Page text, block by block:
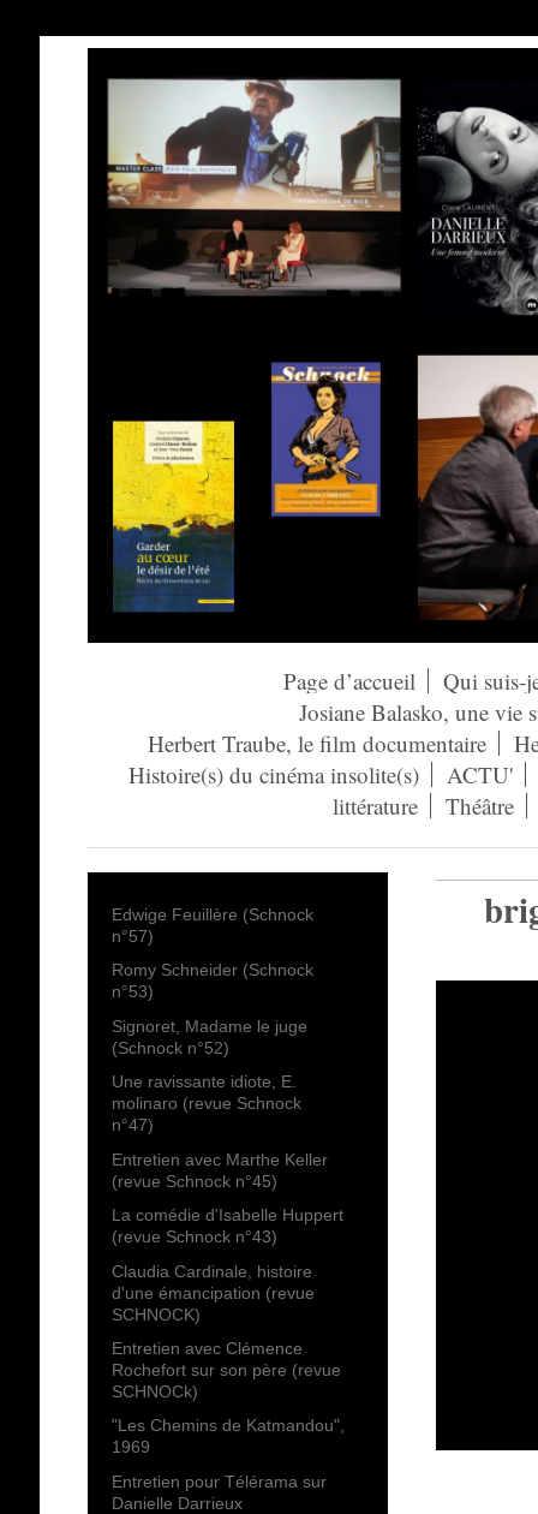
Page d’accueil
Qui suis-
Josiane Balasko, une vie
Herbert Traube, le film documentaire
Histoire(s) du cinéma insolite(s)
ACTU'
littérature
Théâtre
Edwige Feuillère (Schnock
n°57)
Romy Schneider (Schnock
n°53)
Signoret, Madame le juge
(Schnock n°52)
Une ravissante idiote, E.
molinaro (revue Schnock
n°47)
Entretien avec Marthe Keller
(revue Schnock n°45)
La comédie d'Isabelle Huppert
(revue Schnock n°43)
Claudia Cardinale, histoire
d'une émancipation (revue
SCHNOCK)
Entretien avec Clémence
Rochefort sur son père (revue
SCHNOCk)
"Les Chemins de Katmandou",
1969
Entretien pour Télérama sur
Danielle Darrieux